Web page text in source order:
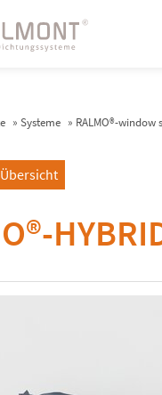
» Systeme » RALMO®-window